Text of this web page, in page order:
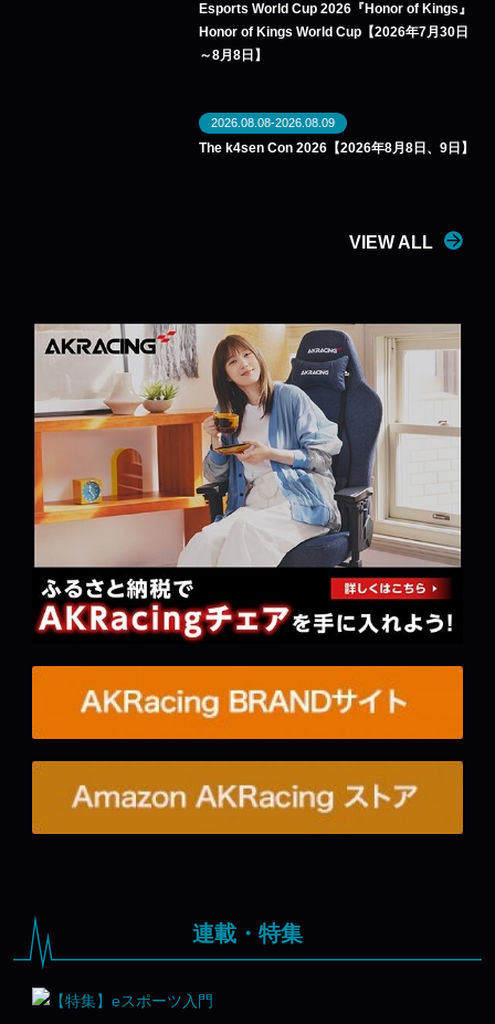
Esports World Cup 2026『Honor of Kings』
Honor of Kings World Cup【2026年7月30日
～8月8日】
2026.08.08-2026.08.09
The k4sen Con 2026【2026年8月8日、9日】
VIEW ALL
連載・特集